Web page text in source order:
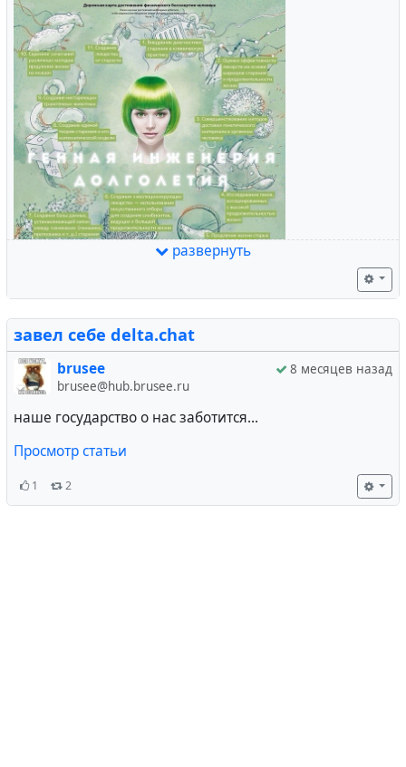
развернуть
завел себе delta.chat
8 месяцев назад
brusee
brusee@hub.brusee.ru
наше государство о нас заботится...
Просмотр статьи
1 2